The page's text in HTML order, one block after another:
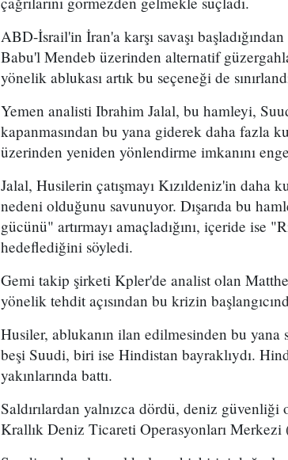
ABD-İsrail'in İran'a karşı savaşı
Babu'l Mendeb üzerinden alternatif
yönelik ablukası artık bu seçeneği de
Yemen analisti Ibrahim Jalal, bu hamleyi,
kapanmasından bu yana giderek daha fazla
üzerinden yeniden yönlendirme imkanını
Jalal, Husilerin çatışmayı Kızıldeniz'in daha
nedeni olduğunu savunuyor. Dışarıda bu
gücünü" artırmayı amaçladığını, içeride ise
hedeflediğini söyledi.
Gemi takip şirketi Kpler'de analist olan
yönelik tehdit açısından bu krizin
Husiler, ablukanın ilan edilmesinden bu
beşi Suudi, biri ise Hindistan bayraklıydı.
yakınlarında battı.
Saldırılardan yalnızca dördü, deniz güvenliği
Krallık Deniz Ticareti Operasyonları Merkezi